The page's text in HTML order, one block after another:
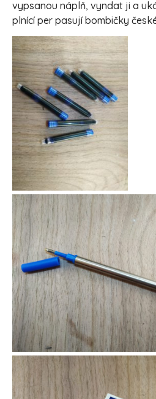
vypsanou náplň, vyndat ji a
plnící per pasují bombičky